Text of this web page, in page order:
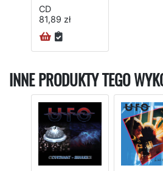
CD
81,89 zł
INNE PRODUKTY TEGO